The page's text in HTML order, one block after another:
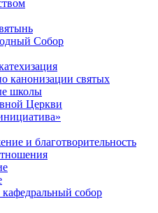
Собор
канонизации святых
школы
Церкви
и благотворительность
собор